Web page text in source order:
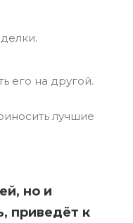
его на другой.
лучшие
но и
приведёт к